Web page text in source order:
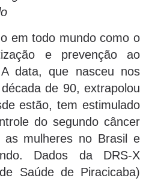
em todo mundo como o
e prevenção ao
data, que nasceu nos
de 90, extrapolou
estão, tem estimulado
do segundo câncer
as mulheres no Brasil e
Dados da DRS-X
Saúde de Piracicaba)